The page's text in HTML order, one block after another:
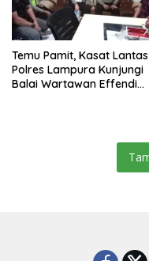
Temu Pamit, Kasat Lantas
Polres Lampura Kunjungi
Balai Wartawan Effendi